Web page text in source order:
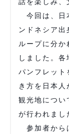
今回は、日
ンドネシア
ループに分
しました。
パンフレット
き方を日本
観光地につい
が行われまし
参加者から